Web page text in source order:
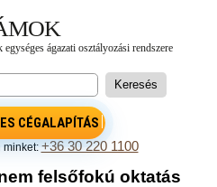
CÉGALAPÍTÁS
minket:+36 30 220 1100
felsőfokú oktatás